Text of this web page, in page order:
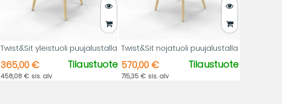
Twist&Sit yleistuoli puujalustalla
365,00 €
458,08 € sis. alv
Tilaustuote
Twist&Sit nojatuoli puujalustalla
570,00 €
715,35 € sis. alv
Tilaustuote